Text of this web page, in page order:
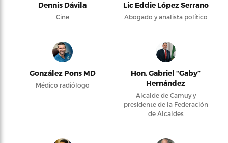
Dennis Dávila
Cine
Lic Eddie López Serrano
Abogado y analista político
González Pons MD
Médico radiólogo
Hon. Gabriel “Gaby”
Hernández
Alcalde de Camuy y
presidente de la Federación
de Alcaldes